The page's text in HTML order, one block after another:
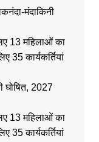
मंदाकिनी
13 महिलाओं का
35 कार्यकर्तियां
घोषित, 2027
13 महिलाओं का
35 कार्यकर्तियां